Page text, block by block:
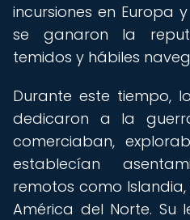
incursiones en Europa
se ganaron la
temidos y hábiles
Durante este tiempo,
dedicaron a la
comerciaban,
establecían
remotos como
América del Norte.